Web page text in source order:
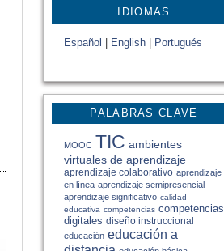
IDIOMAS
Español English Portugués
PALABRAS CLAVE
MOOC TIC ambientes
virtuales de aprendizaje
aprendizaje colaborativo aprendizaje
en línea aprendizaje semipresencial
aprendizaje significativo calidad
educativa competencias competencias
digitales diseño instruccional
educación educación a